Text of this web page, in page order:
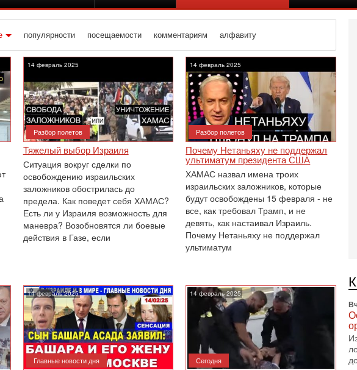
популярности посещаемости комментариям алфавиту
14.02.202514 февраль 2025
Разбор полетов
Тяжелый выбор Израиля
Ситуация вокруг сделки по
освобождению израильских
заложников обострилась до
предела. Как поведет себя ХАМАС?
Есть ли у Израиля возможность для
маневра? Возобновятся ли боевые
действия в Газе, если
14 февраль 2025
Разбор полетов
Почему Нетаньяху не поддержал
ультиматум президента США
ХАМАС назвал имена троих
израильских заложников, которые
будут освобождены 15 февраля - не
все, как требовал Трамп, и не
девять, как настаивал Израиль.
Почему Нетаньяху не поддержал
ультиматум
14 февраль 2025
Главные новости дня
14 февраль 2025
Сегодня